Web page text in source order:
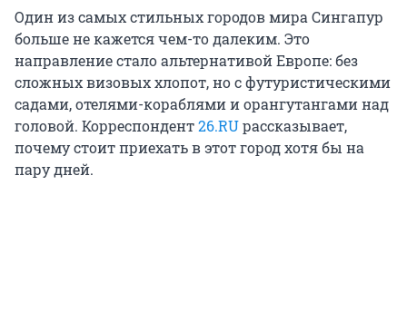
Один из самых стильных городов мира Сингапур
больше не кажется чем-то далеким. Это
направление стало альтернативой Европе: без
сложных визовых хлопот, но с футуристическими
садами, отелями-кораблями и орангутангами над
головой. Корреспондент26.RUрассказывает,
почему стоит приехать в этот город хотя бы на
пару дней.